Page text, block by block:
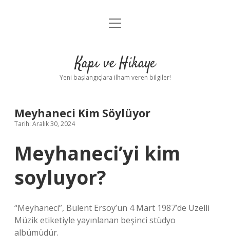
Anasayfa
Yasal Uyarı
menüyü
Kapı ve Hikaye
Yeni başlangıçlara ilham veren bilgiler!
Meyhaneci Kim Söylüyor
Tarih: Aralık 30, 2024
Meyhaneci’yi kim
soyluyor?
“Meyhaneci”, Bülent Ersoy’un 4 Mart 1987’de Uzelli
Müzik etiketiyle yayınlanan beşinci stüdyo
albümüdür.